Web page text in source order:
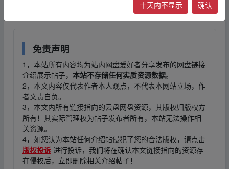
免责声明
1，本站所有内容均为站内网盘爱好者分享发布的网盘链接
介绍展示帖子， 本站不存储任何实质资源数据。
2，本文内容仅代表作者本人观点，不代表本网站立场，作
者文责自负。
3，本文内所有链接指向的云盘网盘资源，其版权归版权方
所有！其实际管理权为帖子发布者所有，本站无法操作相
关资源。
4，如您认为本站任何介绍帖侵犯了您的合法版权，请点击
版权投诉 进行投诉，我们将在确认本文链接指向的资源存
在侵权后，立即删除相关介绍帖子！
十天内不显示 确认